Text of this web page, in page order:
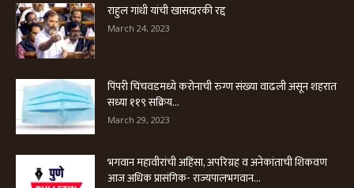
राहुल गांधी यांची खासदारकी रद्द
March 24, 2023
पिंपरी चिंचवडमध्ये करोनाची रुग्ण संख्या वाढली असून शहरात
सध्या ११९ सक्रिय...
March 29, 2023
भगवान महावीरांची अहिंसा, अपरिग्रह व अनेकांताची शिकवण
आज अधिक प्रासंगिक- राज्यपालभगवान...